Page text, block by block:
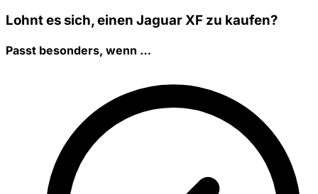
Lohnt es sich, einen Jaguar XF zu kaufen?
Passt besonders, wenn …